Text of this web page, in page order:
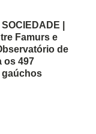
|
Famurs e
de
os 497